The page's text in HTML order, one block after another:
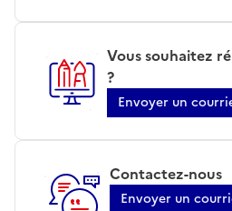
Vous souhaitez
?
Envoyer un
Contactez-nous
Envoyer un